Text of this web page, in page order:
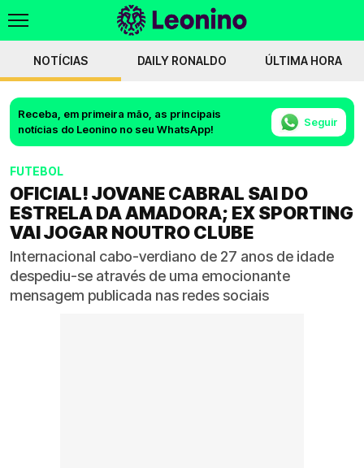
NOTÍCIAS DAILY RONALDO ÚLTIMA HORA
Receba, em primeira mão, as principais
notícias do Leonino no seu WhatsApp!
Seguir
FUTEBOL
OFICIAL! JOVANE CABRAL SAI DO
ESTRELA DA AMADORA; EX SPORTING
VAI JOGAR NOUTRO CLUBE
Internacional cabo-verdiano de 27 anos de idade
despediu-se através de uma emocionante
mensagem publicada nas redes sociais